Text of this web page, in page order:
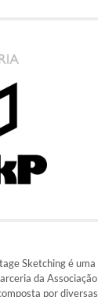
Sketching é uma
da Associação
por diversas